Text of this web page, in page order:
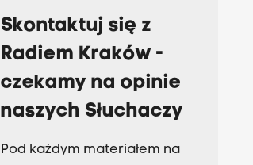
Skontaktuj się z
Radiem Kraków -
czekamy na opinie
naszych Słuchaczy
Pod każdym materiałem na